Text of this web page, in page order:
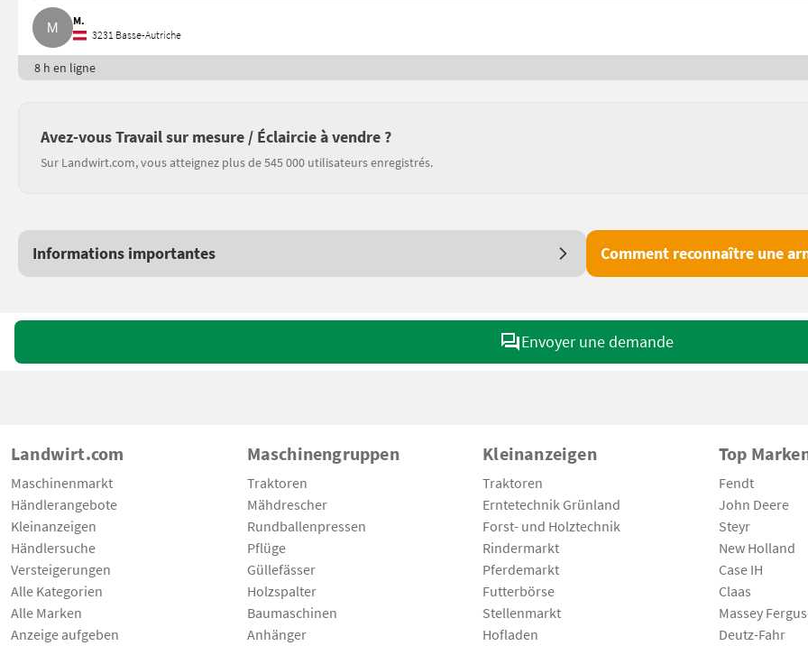
M.
3231 Basse-Autriche
8 h en ligne
Avez-vous Travail sur mesure / Éclaircie à vendre ?
Sur Landwirt.com, vous atteignez plus de 545 000 utilisateurs enregistrés.
Informations importantes Comment reconnaître une
Envoyer une demande
Landwirt.com
Maschinenmarkt
Händlerangebote
Kleinanzeigen
Händlersuche
Versteigerungen
Alle Kategorien
Alle Marken
Anzeige aufgeben
Maschinengruppen
Traktoren
Mähdrescher
Rundballenpressen
Pflüge
Güllefässer
Holzspalter
Baumaschinen
Anhänger
Kleinanzeigen
Traktoren
Erntetechnik Grünland
Forst- und Holztechnik
Rindermarkt
Pferdemarkt
Futterbörse
Stellenmarkt
Hofladen
Top
Fendt
John Deere
Steyr
New Holland
Case IH
Claas
Massey
Deutz-Fahr